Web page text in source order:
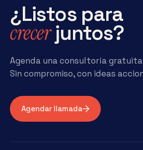
¿Listos para
crecerjuntos?
Agenda una consultoría
Sin compromiso, con ideas
Agendar llamada